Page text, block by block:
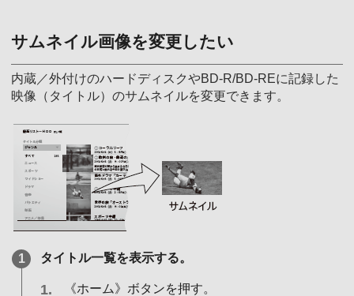
サムネイル画像を変更したい
内蔵／外付けのハードディスクやBD-R/BD-REに記録した
映像（タイトル）のサムネイルを変更できます。
タイトル一覧を表示する。
《ホーム》ボタンを押す。